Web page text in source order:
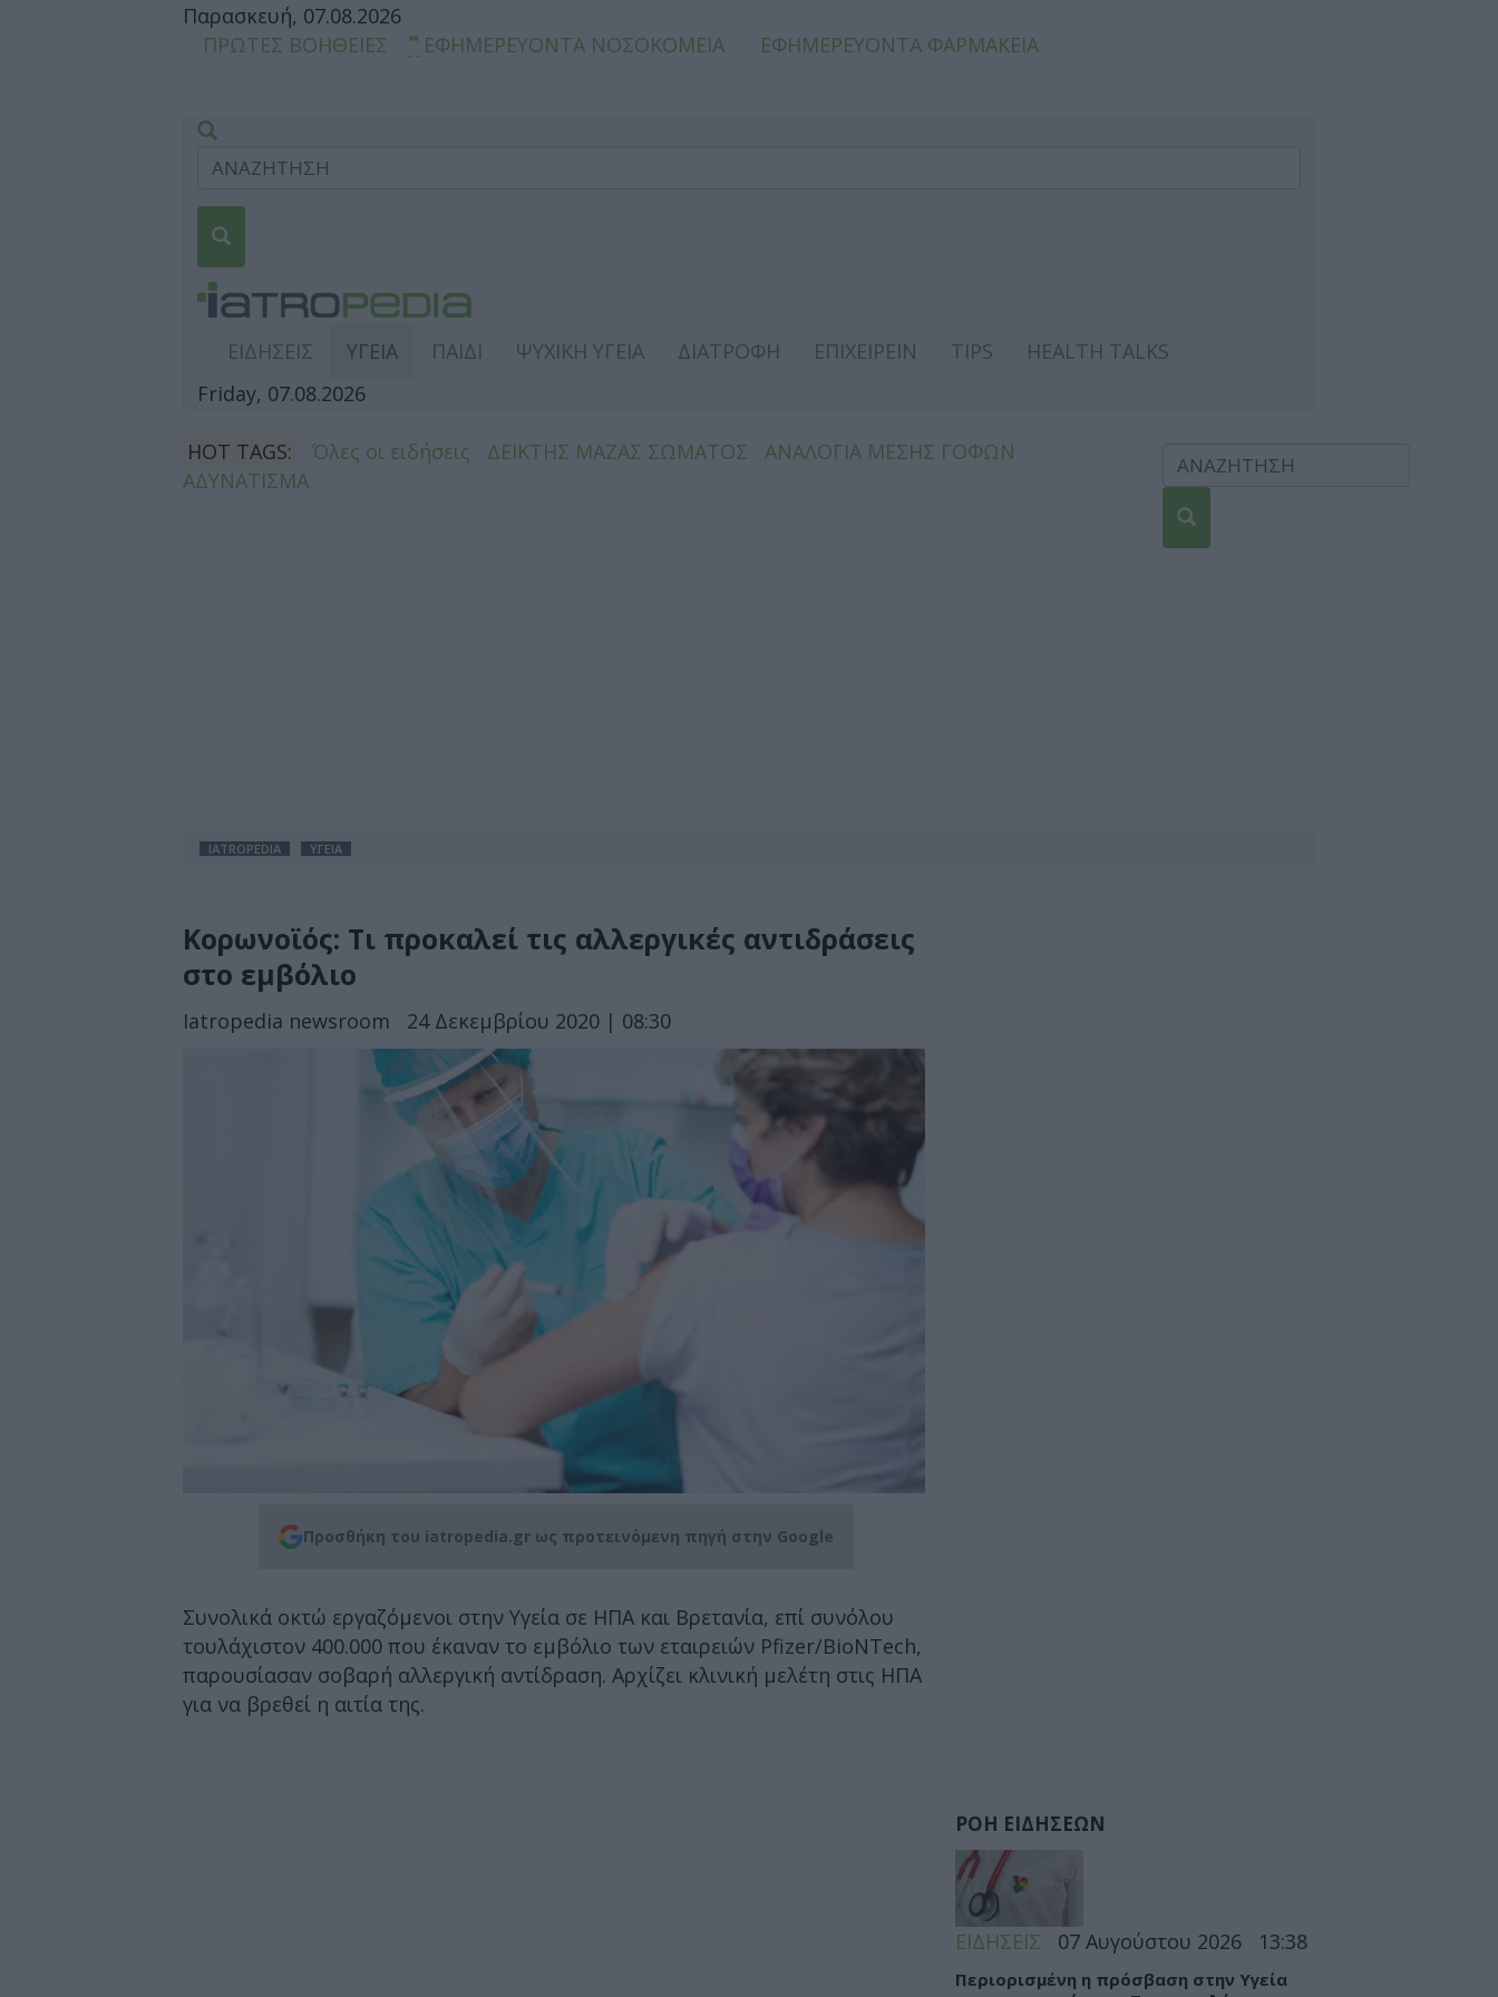
Παρασκευή, 07.08.2026
ΠΡΩΤΕΣ ΒΟΗΘΕΙΕΣ
ΕΦΗΜΕΡΕΥΟΝΤΑ ΝΟΣΟΚΟΜΕΙΑ ΕΦΗΜΕΡΕΥΟΝΤΑ ΦΑΡΜΑΚΕΙΑ
ΕΙΔΗΣΕΙΣ ΥΓΕΙΑ ΠΑΙΔΙ ΨΥΧΙΚΗ ΥΓΕΙΑ ΔΙΑΤΡΟΦΗ ΕΠΙΧΕΙΡΕΙΝ TIPS
HEALTH TALKS
Friday, 07.08.2026
HOT TAGS: Όλες οι ειδήσεις ΔΕΙΚΤΗΣ ΜΑΖΑΣ ΣΩΜΑΤΟΣ
ΑΝΑΛΟΓΙΑ ΜΕΣΗΣ ΓΟΦΩΝ
ΑΔΥΝΑΤΙΣΜΑ
IATROPEDIA ΥΓΕΙΑ
Κορωνοϊός: Τι προκαλεί τις αλλεργικές αντιδράσεις
στο εμβόλιο
Iatropedia newsroom 24 Δεκεμβρίου 2020 | 08:30
Προσθήκη του iatropedia.gr ως προτεινόμενη πηγή στην Google
Συνολικά οκτώ εργαζόμενοι στην Υγεία σε ΗΠΑ και Βρετανία, επί συνόλου
τουλάχιστον 400.000 που έκαναν το εμβόλιο των εταιρειών Pfizer/BioNTech,
παρουσίασαν σοβαρή αλλεργική αντίδραση. Αρχίζει κλινική μελέτη στις ΗΠΑ
για να βρεθεί η αιτία της.
ΡΟΗ ΕΙΔΗΣΕΩΝ
ΕΙΔΗΣΕΙΣ 07 Αυγούστου 2026 13:38
Περιορισμένη η πρόσβαση στην Υγεία